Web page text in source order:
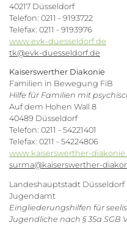
40217 Düsseldorf
Telefon: 0211 - 9193722
Telefax: 0211 - 9193976
www.evk-duesseldorf.de
tk@evk-duesseldorf.de
Kaiserswerther Diakonie
Familien in Bewegung FiB
Hilfe für Familien mit
Auf dem Hohen Wall 8
40489 Düsseldorf
Telefon: 0211 - 54221401
Telefax: 0211 - 54224806
www.kaiserswerther-
surma@kaiserswerther-
Landeshauptstadt Düsseldorf
Jugendamt
Eingliederungshilfen für
Jugendliche nach § 35a SGB